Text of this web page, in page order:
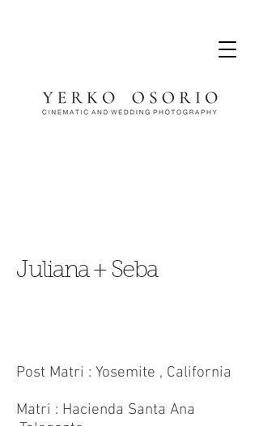
Juliana + Seba
Post Matri : Yosemite , California
Matri : Hacienda Santa Ana